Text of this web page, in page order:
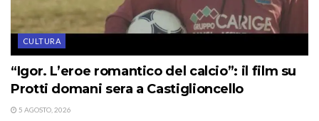
CULTURA
“Igor. L’eroe romantico del calcio”: il film su
Protti domani sera a Castiglioncello
5 AGOSTO, 2026